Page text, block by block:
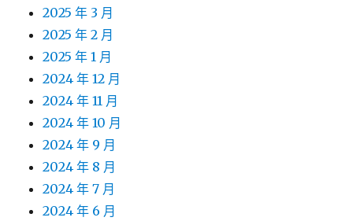
2025 年 3 月
2025 年 2 月
2025 年 1 月
2024 年 12 月
2024 年 11 月
2024 年 10 月
2024 年 9 月
2024 年 8 月
2024 年 7 月
2024 年 6 月